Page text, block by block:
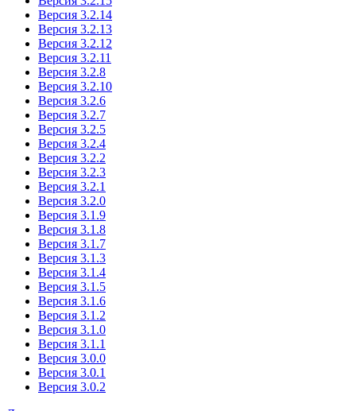
Версия 3.2.14
Версия 3.2.13
Версия 3.2.12
Версия 3.2.11
Версия 3.2.8
Версия 3.2.10
Версия 3.2.6
Версия 3.2.7
Версия 3.2.5
Версия 3.2.4
Версия 3.2.2
Версия 3.2.3
Версия 3.2.1
Версия 3.2.0
Версия 3.1.9
Версия 3.1.8
Версия 3.1.7
Версия 3.1.3
Версия 3.1.4
Версия 3.1.5
Версия 3.1.6
Версия 3.1.2
Версия 3.1.0
Версия 3.1.1
Версия 3.0.0
Версия 3.0.1
Версия 3.0.2